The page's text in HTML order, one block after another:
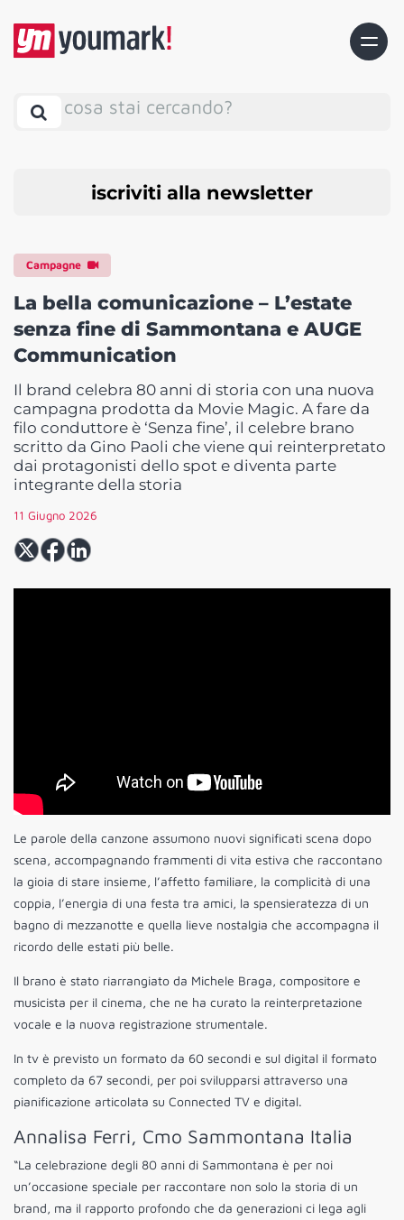
cosa stai cercando?
iscriviti alla newsletter
Campagne
La bella comunicazione – L’estate
senza fine di Sammontana e AUGE
Communication
Il brand celebra 80 anni di storia con una nuova
campagna prodotta da Movie Magic. A fare da
filo conduttore è ‘Senza fine’, il celebre brano
scritto da Gino Paoli che viene qui reinterpretato
dai protagonisti dello spot e diventa parte
integrante della storia
11 Giugno 2026
Le parole della canzone assumono nuovi significati scena dopo
scena, accompagnando frammenti di vita estiva che raccontano
la gioia di stare insieme, l’affetto familiare, la complicità di una
coppia, l’energia di una festa tra amici, la spensieratezza di un
bagno di mezzanotte e quella lieve nostalgia che accompagna il
ricordo delle estati più belle.
Il brano è stato riarrangiato da Michele Braga, compositore e
musicista per il cinema, che ne ha curato la reinterpretazione
vocale e la nuova registrazione strumentale.
In tv è previsto un formato da 60 secondi e sul digital il formato
completo da 67 secondi, per poi svilupparsi attraverso una
pianificazione articolata su Connected TV e digital.
Annalisa Ferri, Cmo Sammontana Italia
“La celebrazione degli 80 anni di Sammontana è per noi
un’occasione speciale per raccontare non solo la storia di un
brand, ma il rapporto profondo che da generazioni ci lega agli